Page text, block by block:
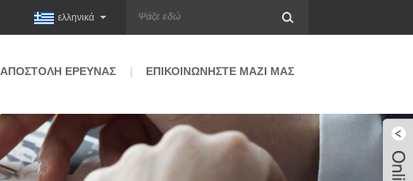
ελληνικά
ΑΠΟΣΤΟΛΉ ΈΡΕΥΝΑΣ ΕΠΙΚΟΙΝΩΝΉΣΤΕ ΜΑΖΊ ΜΑΣ